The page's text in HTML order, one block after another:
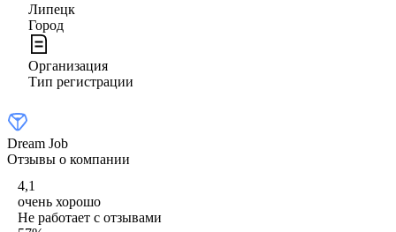
Липецк
Город
Организация
Тип регистрации
Dream Job
Отзывы о компании
4,1
очень хорошо
Не работает с отзывами